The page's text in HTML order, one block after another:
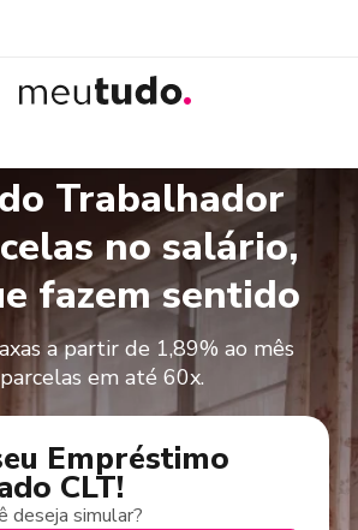
Trabalhador
no salário,
fazem sentido
a partir de 1,89% ao mês
em até 60x.
Empréstimo
CLT!
deseja simular?